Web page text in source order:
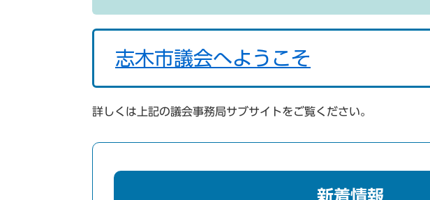
志木市議会へようこそ
詳しくは上記の議会事務局サブサイトをご覧ください。
新着情報